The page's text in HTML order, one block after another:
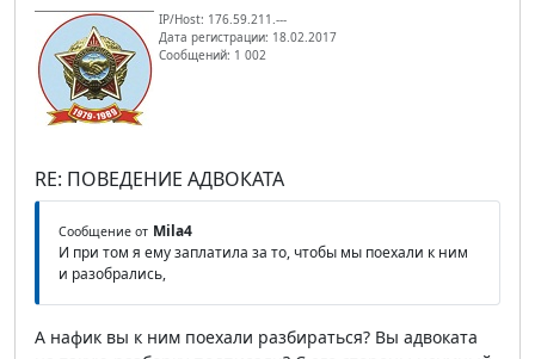
IP/Host: 176.59.211.---
Дата регистрации: 18.02.2017
Сообщений: 1 002
RE: ПОВЕДЕНИЕ АДВОКАТА
Сообщение от Mila4
И при том я ему заплатила за то, чтобы мы поехали к ним
и разобрались,
А нафик вы к ним поехали разбираться? Вы адвоката